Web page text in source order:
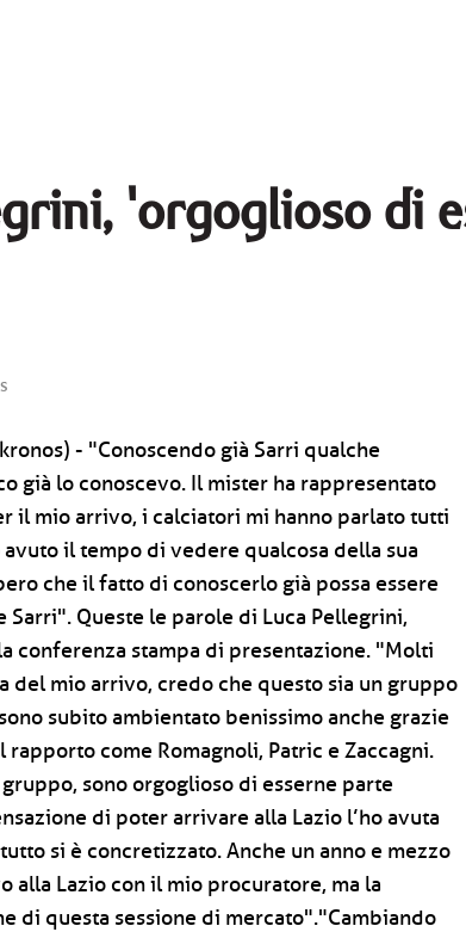
'orgoglioso di
- "Conoscendo già Sarri qualche
già lo conoscevo. Il mister ha rappresentato
il mio arrivo, i calciatori mi hanno parlato tutti
il tempo di vedere qualcosa della sua
che il fatto di conoscerlo già possa essere
Sarri". Queste le parole di Luca Pellegrini,
conferenza stampa di presentazione. "Molti
del mio arrivo, credo che questo sia un gruppo
subito ambientato benissimo anche grazie
come Romagnoli, Patric e Zaccagni.
sono orgoglioso di esserne parte
di poter arrivare alla Lazio l’ho avuta
si è concretizzato. Anche un anno e mezzo
alla Lazio con il mio procuratore, ma la
di questa sessione di mercato"."Cambiando